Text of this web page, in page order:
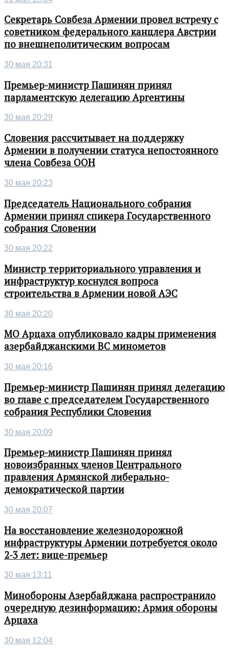
Секретарь Совбеза Армении провел встречу с
советником федерального канцлера Австрии
по внешнеполитическим вопросам
30 мая 20:31
Премьер-министр Пашинян принял
парламентскую делегацию Аргентины
30 мая 20:29
Словения рассчитывает на поддержку
Армении в получении статуса непостоянного
члена Совбеза ООН
30 мая 20:23
Председатель Национального собрания
Армении принял спикера Государственного
собрания Словении
30 мая 20:22
Министр территориального управления и
инфраструктур коснулся вопроса
строительства в Армении новой АЭС
30 мая 20:20
МО Арцаха опубликовало кадры применения
азербайджанскими ВС минометов
30 мая 20:16
Премьер-министр Пашинян принял делегацию
во главе с председателем Государственного
собрания Республики Словения
30 мая 20:09
Премьер-министр Пашинян принял
новоизбранных членов Центрального
правления Армянской либерально-
демократической партии
30 мая 20:07
На восстановление железнодорожной
инфраструктуры Армении потребуется около
2-3 лет: вице-премьер
30 мая 13:11
Минобороны Азербайджана распространило
очередную дезинформацию: Армия обороны
Арцаха
30 мая 12:04